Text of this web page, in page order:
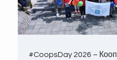
#CoopsDay 2026 –